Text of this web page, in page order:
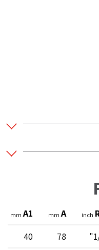
inch
A
mm
A1
mm
78
40